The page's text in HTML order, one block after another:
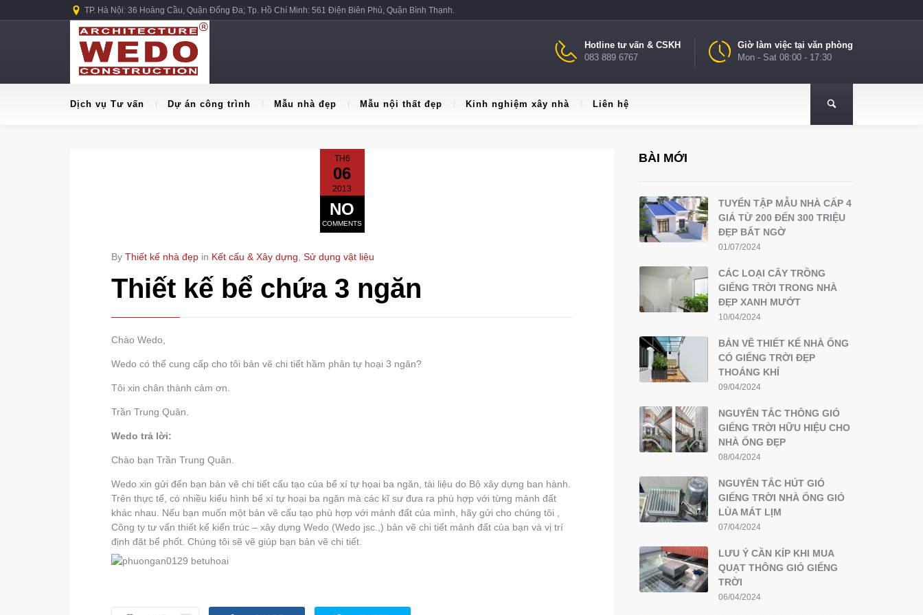
TP. Hà Nội: 36 Hoàng Cầu, Quận Đống Đa; Tp. Hồ Chí Minh: 561 Điện Biên Phủ, Quận Bình Thạnh.
Giờ làm việc tại văn phòng
Mon - Sat 08:00 - 17:30
Hotline tư vấn & CSKH
083 889 6767
Dịch vụ Tư vấn Dự án công trình Mẫu nhà đẹp Mẫu nội thất đẹp Kinh nghiệm xây nhà Liên hệ
TH6
06
2013
NO
COMMENTS
By Thiết kế nhà đẹp in Kết cấu & Xây dựng Sử dụng vật liệu
Thiết kế bể chứa 3 ngăn
Chào Wedo,
Wedo có thể cung cấp cho tôi bản vẽ chi tiết hầm phân tự hoại 3 ngăn?
Tôi xin chân thành cảm ơn.
Trần Trung Quân.
Wedo trả lời:
Chào bạn Trần Trung Quân.
Wedo xin gửi đến bạn bản vẽ chi tiết cấu tạo của bể xí tự họai ba ngăn, tài liệu do Bộ xây dựng ban hành.
Trên thực tế, có nhiều kiểu hình bể xí tự hoại ba ngăn mà các kĩ sư đưa ra phù hợp với từng mảnh đất
khác nhau. Nếu bạn muốn một bản vẽ cấu tạo phù hợp với mảnh đất của mình, hãy gửi cho chúng tôi ,
Công ty tư vấn thiết kế kiến trúc – xây dựng Wedo (Wedo jsc.,) bản vẽ chi tiết mảnh đất của bạn và vị trí
định đặt bể phốt. Chúng tôi sẽ vẽ giúp bạn bản vẽ chi tiết.
BÀI MỚI
TUYỂN TẬP MẪU NHÀ CẤP 4
GIÁ TỪ 200 ĐẾN 300 TRIỆU
ĐẸP BẤT NGỜ
01/07/2024
CÁC LOẠI CÂY TRỒNG
GIẾNG TRỜI TRONG NHÀ
ĐẸP XANH MƯỚT
10/04/2024
BẢN VẼ THIẾT KẾ NHÀ ỐNG
CÓ GIẾNG TRỜI ĐẸP
THOÁNG KHÍ
09/04/2024
NGUYÊN TẮC THÔNG GIÓ
GIẾNG TRỜI HỮU HIỆU CHO
NHÀ ỐNG ĐẸP
08/04/2024
NGUYÊN TẮC HÚT GIÓ
GIẾNG TRỜI NHÀ ỐNG GIÓ
LÙA MÁT LỊM
07/04/2024
LƯU Ý CẦN KÍP KHI MUA
QUẠT THÔNG GIÓ GIẾNG
TRỜI
06/04/2024